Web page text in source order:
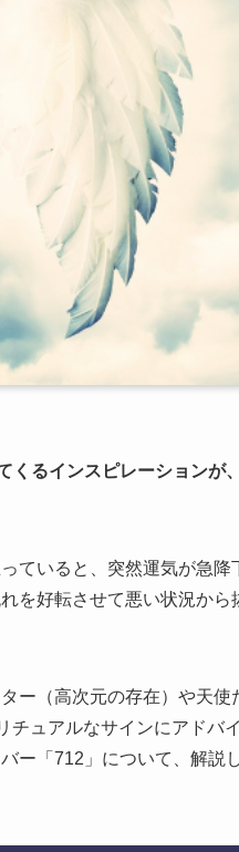
くるインスピレーションが
ていると、突然運気が急降
を好転させて悪い状況から
ー（高次元の存在）や天使
ュアルなサインにアドバ
ー「712」について、解説